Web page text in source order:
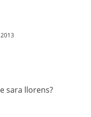
sara llorens?